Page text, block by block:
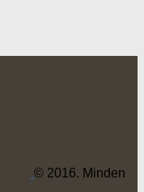
© 2016. Minden